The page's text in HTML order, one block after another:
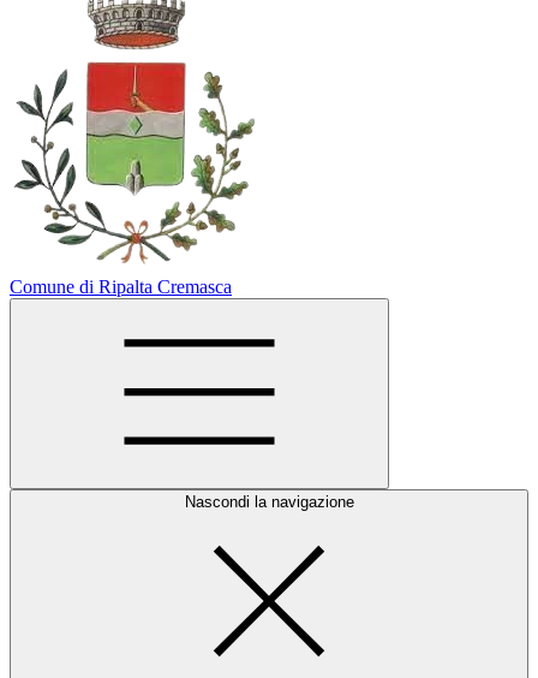
Comune di Ripalta Cremasca
Nascondi la navigazione